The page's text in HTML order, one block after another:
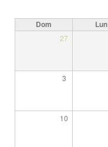
Dom Lun
27
3
10